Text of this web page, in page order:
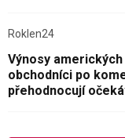
Roklen24
Výnosy
obchodníci po
přehodnocují